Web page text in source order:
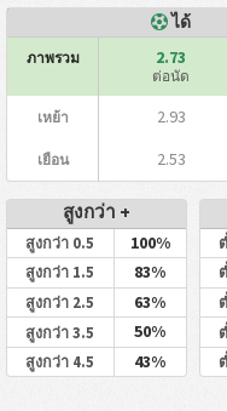
ได้
ภาพรวม 2.73
ต่อนัด
เหย้า 2.93
เยือน 2.53
สูงกว่า +
สูงกว่า 0.5 100%
สูงกว่า 1.5 83%
สูงกว่า 2.5 63%
สูงกว่า 3.5 50%
สูงกว่า 4.5 43%